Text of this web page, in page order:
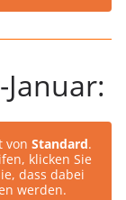
von Standard.
klicken Sie
dass dabei
werden.